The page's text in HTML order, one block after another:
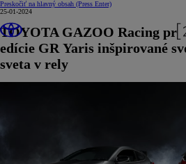
Preskočiť na hlavný obsah (Press Enter)
25-01-2024
TOYOTA GAZOO Racing
edície GR Yaris inšpirované
sveta v rely